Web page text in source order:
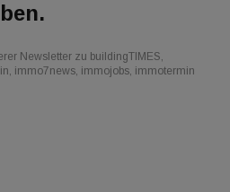
Newsletter zu buildingTIMES,
immo7news, immojobs, immotermin